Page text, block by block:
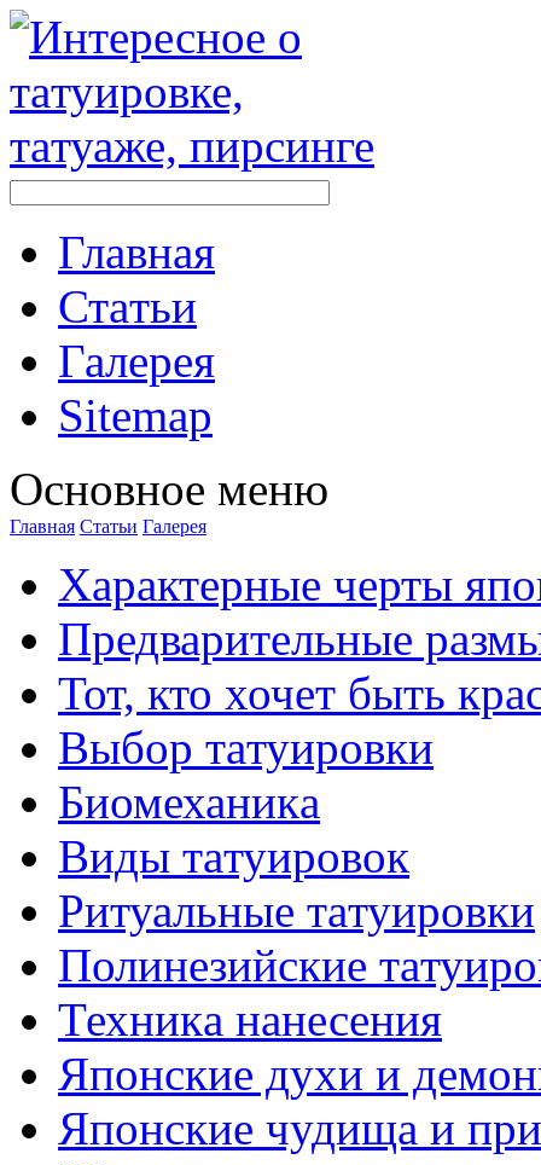
Главная
Стaтьи
Галерея
Sitemap
Оснoвнoе меню
Главная Стaтьи Галерея
Характерные черты
Предварительные
Тот, кто хочет быть
Выбор тaтуировки
Биомеханикa
Виды тaтуировок
Ритуальные тaтуировки
Полинезийские
Техникa нанесения
Японские духи и
Японские чудища и